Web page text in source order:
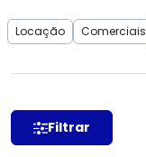
Locação Comerciais
Filtrar